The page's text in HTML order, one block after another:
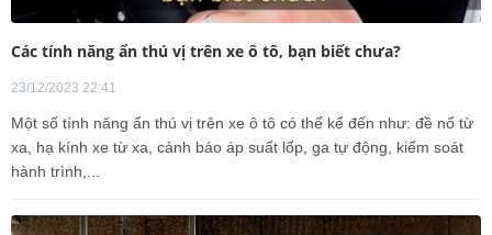
Các tính năng ẩn thú vị trên xe ô tô, bạn biết chưa?
23/12/2023 22:41
Một số tính năng ẩn thú vị trên xe ô tô có thể kể đến như: đề nổ từ
xa, hạ kính xe từ xa, cảnh báo áp suất lốp, ga tự động, kiểm soát
hành trình,...